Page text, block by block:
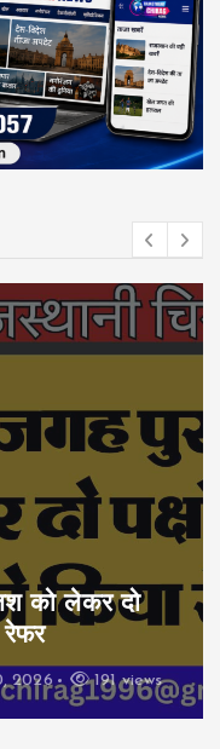
को लेकर दो
रेफर
2026 191 views